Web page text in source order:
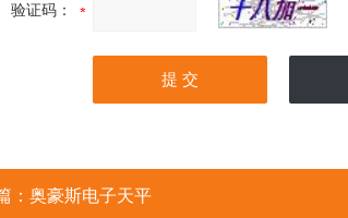
验证码：
： 奥豪斯电子天平